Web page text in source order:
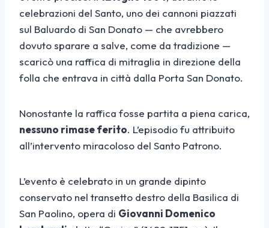
celebrazioni del Santo, uno dei cannoni piazzati
sul Baluardo di San Donato — che avrebbero
dovuto sparare a salve, come da tradizione —
scaricò una raffica di mitraglia in direzione della
folla che entrava in città dalla Porta San Donato.
Nonostante la raffica fosse partita a piena carica,
nessuno rimase ferito. L’episodio fu attribuito
all’intervento miracoloso del Santo Patrono.
L’evento è celebrato in un grande dipinto
conservato nel transetto destro della Basilica di
San Paolino, opera di Giovanni Domenico